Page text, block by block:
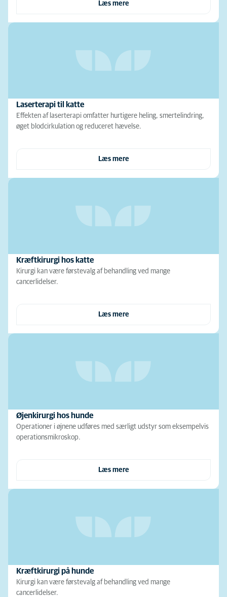
Læs mere
Laserterapi til katte
Effekten af laserterapi omfatter hurtigere heling, smertelindring,
øget blodcirkulation og reduceret hævelse.
Læs mere
Kræftkirurgi hos katte
Kirurgi kan være førstevalg af behandling ved mange
cancerlidelser.
Læs mere
Øjenkirurgi hos hunde
Operationer i øjnene udføres med særligt udstyr som eksempelvis
operationsmikroskop.
Læs mere
Kræftkirurgi på hunde
Kirurgi kan være førstevalg af behandling ved mange
cancerlidelser.